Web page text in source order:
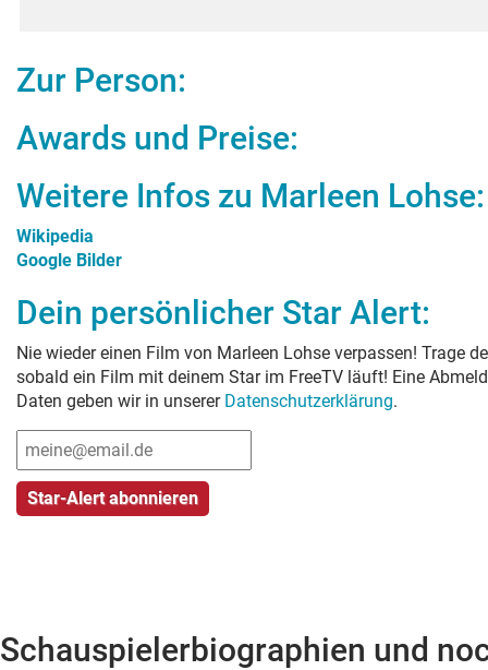
Zur Person:
Awards und Preise:
Weitere Infos zu Marleen Lohse:
Wikipedia
Google Bilder
Dein persönlicher Star Alert:
Nie wieder einen Film von Marleen Lohse verpassen! Trage
sobald ein Film mit deinem Star im FreeTV läuft! Eine
Daten geben wir in unserer Datenschutzerklärung.
Schauspielerbiographien und